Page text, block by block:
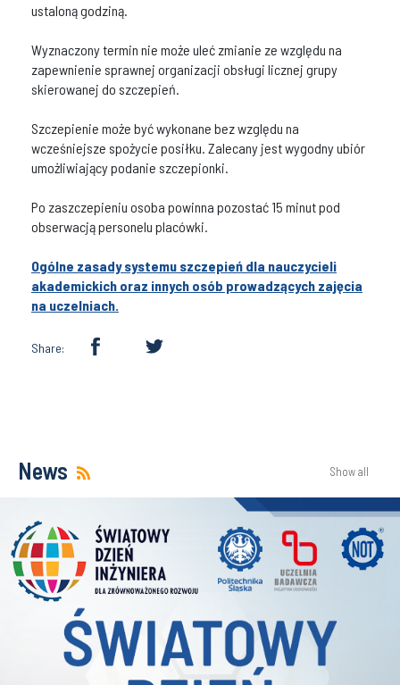
ustaloną godziną.
Wyznaczony termin nie może uleć zmianie ze względu na
zapewnienie sprawnej organizacji obsługi licznej grupy
skierowanej do szczepień.
Szczepienie może być wykonane bez względu na
wcześniejsze spożycie posiłku. Zalecany jest wygodny ubiór
umożliwiający podanie szczepionki.
Po zaszczepieniu osoba powinna pozostać 15 minut pod
obserwacją personelu placówki.
Ogólne zasady systemu szczepień dla nauczycieli
akademickich oraz innych osób prowadzących zajęcia
na uczelniach.
Share:
News Show all